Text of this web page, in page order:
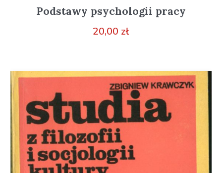
Podstawy psychologii pracy
20,00 zł